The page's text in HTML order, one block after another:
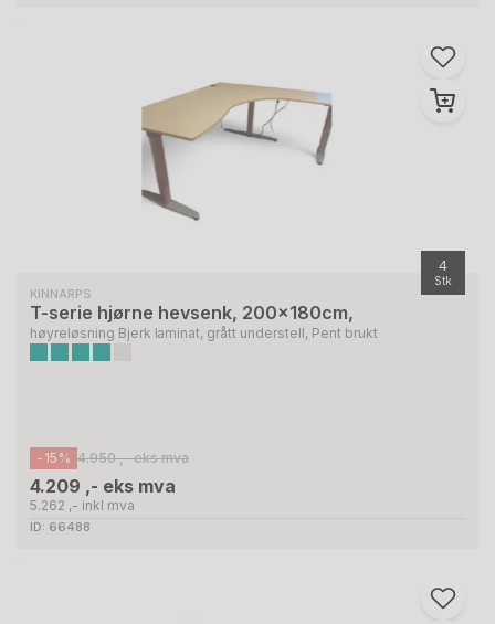
4
Stk
KINNARPS
T-serie hjørne hevsenk, 200x180cm,
høyreløsning Bjerk laminat, grått understell, Pent brukt
-15% 4.950 ,- eks mva
4.209 ,- eks mva
5.262 ,- inkl mva
ID: 66488